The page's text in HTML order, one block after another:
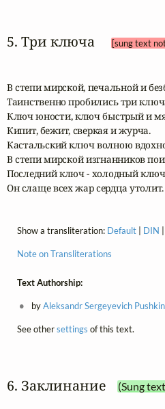
5. Три ключа [sung text
В степи мирской, печальной и
Таинственно пробились три
Ключ юности, ключ быстрый и
Кипит, бежит, сверкая и журча.
Кастальский ключ волною
В степи мирской изгнанников
Последний ключ - холодный ключ
Он слаще всех жар сердца утолит.
Show a transliteration: Default| DIN
Note on Transliterations
Text Authorship:
byAleksandr Sergeyevich Pushkin
See othersettings of this text.
6. Заклинание (Sung